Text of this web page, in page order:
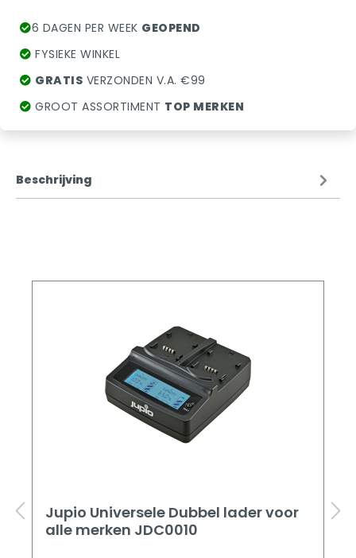
6 DAGEN PER WEEK GEOPEND
FYSIEKE WINKEL
GRATIS VERZONDEN V.A. €99
GROOT ASSORTIMENT TOP MERKEN
Beschrijving
Jupio Universele Dubbel lader voor
alle merken JDC0010